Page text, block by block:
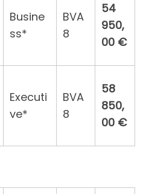
Busine
ss*
BVA
8
54
950,
00 €
Executi
ve*
BVA
8
58
850,
00 €